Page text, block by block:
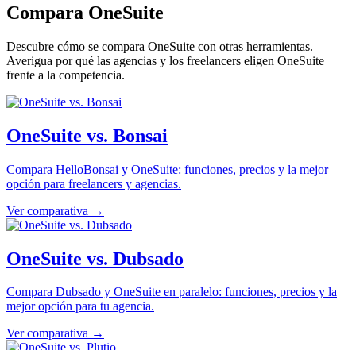
Compara OneSuite
Descubre cómo se compara OneSuite con otras herramientas.
Averigua por qué las agencias y los freelancers eligen OneSuite
frente a la competencia.
OneSuite vs. Bonsai
Compara HelloBonsai y OneSuite: funciones, precios y la mejor
opción para freelancers y agencias.
Ver comparativa →
OneSuite vs. Dubsado
Compara Dubsado y OneSuite en paralelo: funciones, precios y la
mejor opción para tu agencia.
Ver comparativa →